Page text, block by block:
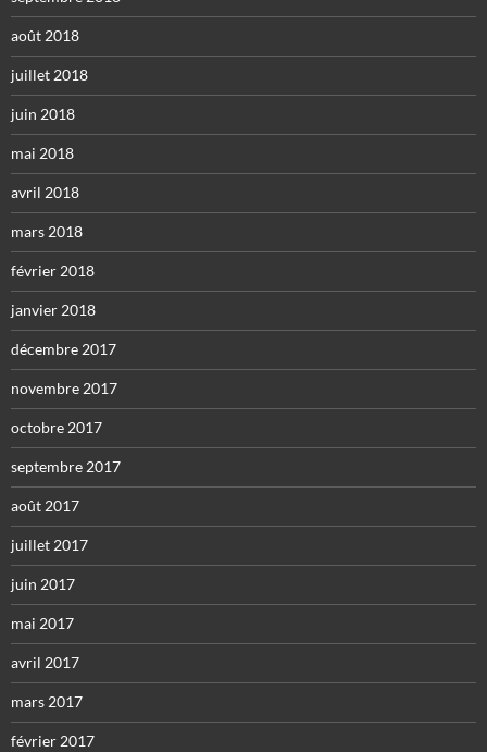
août 2018
juillet 2018
juin 2018
mai 2018
avril 2018
mars 2018
février 2018
janvier 2018
décembre 2017
novembre 2017
octobre 2017
septembre 2017
août 2017
juillet 2017
juin 2017
mai 2017
avril 2017
mars 2017
février 2017